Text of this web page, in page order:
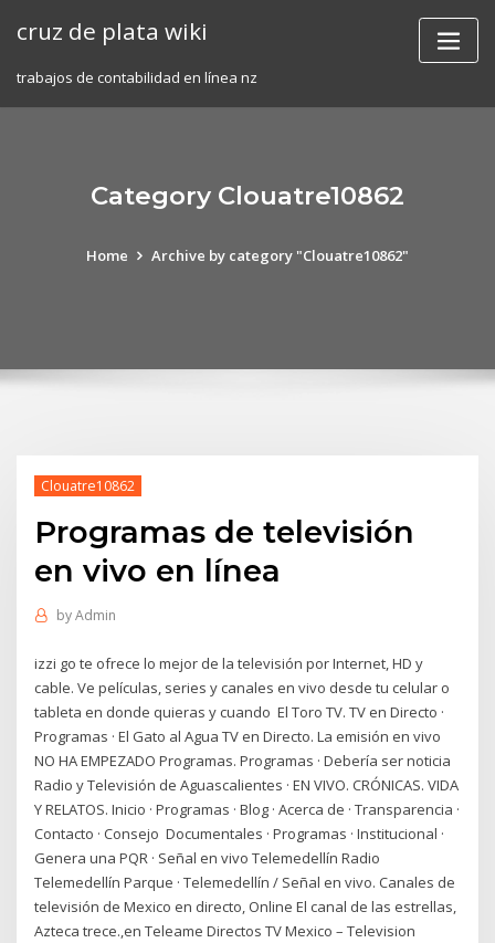
cruz de plata wiki
trabajos de contabilidad en línea nz
Category Clouatre10862
Home Archive by category "Clouatre10862"
Clouatre10862
Programas de televisión
en vivo en línea
byAdmin
izzi go te ofrece lo mejor de la televisión por Internet, HD y
cable. Ve películas, series y canales en vivo desde tu celular o
tableta en donde quieras y cuando El Toro TV. TV en Directo ·
Programas · El Gato al Agua TV en Directo. La emisión en vivo
NO HA EMPEZADO Programas. Programas · Debería ser noticia
Radio y Televisión de Aguascalientes · EN VIVO. CRÓNICAS. VIDA
Y RELATOS. Inicio · Programas · Blog · Acerca de · Transparencia ·
Contacto · Consejo Documentales · Programas · Institucional ·
Genera una PQR · Señal en vivo Telemedellín Radio
Telemedellín Parque · Telemedellín / Señal en vivo. Canales de
televisión de Mexico en directo, Online El canal de las estrellas,
Azteca trece.,en Teleame Directos TV Mexico – Television